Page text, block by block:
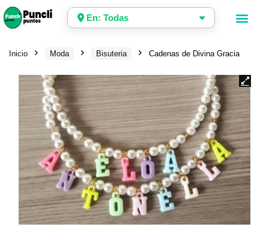
En: Todas
Inicio Moda Bisuteria Cadenas de Divina Gracia